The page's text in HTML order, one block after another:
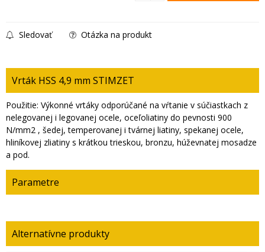
Sledovať Otázka na produkt
Vrták HSS 4,9 mm STIMZET
Použitie: Výkonné vrtáky odporúčané na vŕtanie v súčiastkach z
nelegovanej i legovanej ocele, oceľoliatiny do pevnosti 900
N/mm2 , šedej, temperovanej i tvárnej liatiny, spekanej ocele,
hliníkovej zliatiny s krátkou trieskou, bronzu, húževnatej mosadze
a pod.
Parametre